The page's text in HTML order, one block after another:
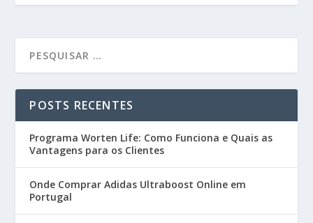
POSTS RECENTES
Programa Worten Life: Como Funciona e Quais as
Vantagens para os Clientes
Onde Comprar Adidas Ultraboost Online em
Portugal